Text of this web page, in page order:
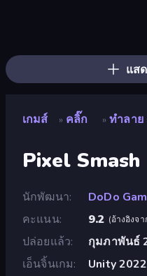
แส
เกมส์ » คลิ๊ก » ทำลาย
Pixel Smash
นักพัฒนา
DoDo
คะแนน
9.2 (อ้างอิงจ
ปล่อยแล้ว
กุมภาพันธ์
เอ็นจิ้นเกม
Unity 2022